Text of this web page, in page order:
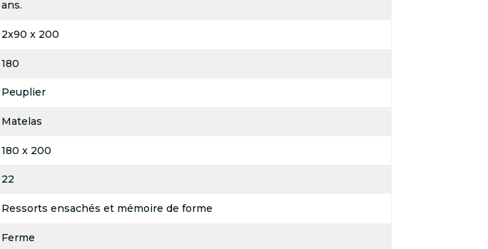
ans.
2x90 x 200
180
Peuplier
Matelas
180 x 200
22
Ressorts ensachés et mémoire de forme
Ferme